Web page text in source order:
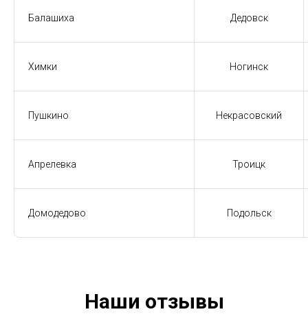
Балашиха Дедовск
Химки Ногинск
Пушкино Некрасовский
Апрелевка Троицк
Домодедово Подольск
Наши отзывы